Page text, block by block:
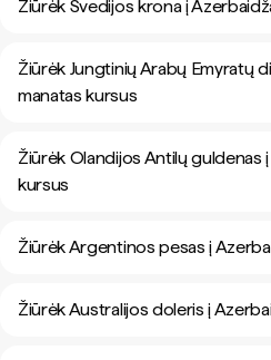
Žiūrėk Švedijos krona į
Žiūrėk Jungtinių Arabų Emyratų
manatas kursus
Žiūrėk Olandijos Antilų guldenas
kursus
Žiūrėk Argentinos pesas į
Žiūrėk Australijos doleris į